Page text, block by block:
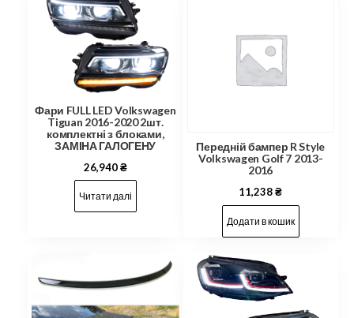
Фари FULL LED Volkswagen
Tiguan 2016-2020 2шт.
комплектні з блоками,
ЗАМІНА ГАЛОГЕНУ
26,940₴
Читати далі
Передній бампер R Style
Volkswagen Golf 7 2013-
2016
11,238₴
Додати в кошик